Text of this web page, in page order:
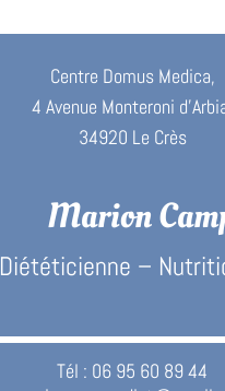
Centre Domus Medica,
4 Avenue Monteroni
34920 Le Crès
Marion
Diététicienne –
Tél : 06 95 60 89 44